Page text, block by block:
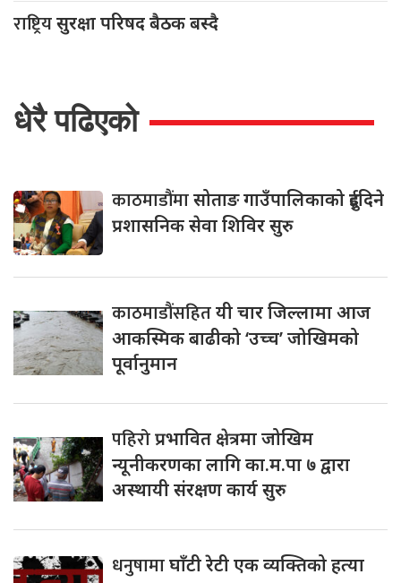
राष्ट्रियसुरक्षा परिषद बैठक बस्दै
धेरै पढिएको
काठमाडौंमासोताङ गाउँपालिकाको दुईदिने
प्रशासनिक सेवा शिविर सुरु
काठमाडौंसहितयी चार जिल्लामा आज
आकस्मिक बाढीको ‘उच्च’ जोखिमको
पूर्वानुमान
पहिरोप्रभावित क्षेत्रमा जोखिम
न्यूनीकरणका लागि का.म.पा ७ द्वारा
अस्थायी संरक्षण कार्य सुरु
धनुषामाघाँटी रेटी एक व्यक्तिको हत्या